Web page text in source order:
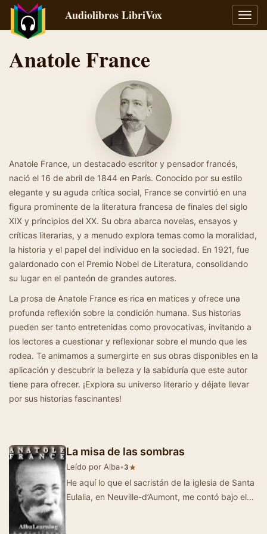
Audiolibros LibriVox
Anatole France
Anatole France, un destacado escritor y pensador francés,
nació el 16 de abril de 1844 en París. Conocido por su estilo
elegante y su aguda crítica social, France se convirtió en una
figura prominente de la literatura francesa de finales del siglo
XIX y principios del XX. Su obra abarca novelas, ensayos y
críticas literarias, y a menudo explora temas como la moralidad,
la historia y el papel del individuo en la sociedad. En 1921, fue
galardonado con el Premio Nobel de Literatura, consolidando
su lugar en el panteón de grandes autores.
La prosa de Anatole France es rica en matices y ofrece una
profunda reflexión sobre la condición humana. Sus historias
pueden ser tanto entretenidas como provocativas, invitando a
los lectores a cuestionar y reflexionar sobre el mundo que les
rodea. Te animamos a sumergirte en sus obras disponibles en la
aplicación y descubrir la belleza y la sabiduría que este autor
tiene para ofrecer. ¡Explora su universo literario y déjate llevar
por sus historias fascinantes!
La misa de las sombras
Leído por Alba•3★
He aquí lo que el sacristán de la iglesia de Santa
Eulalia, en Neuville-d’Aumont, me contó bajo el